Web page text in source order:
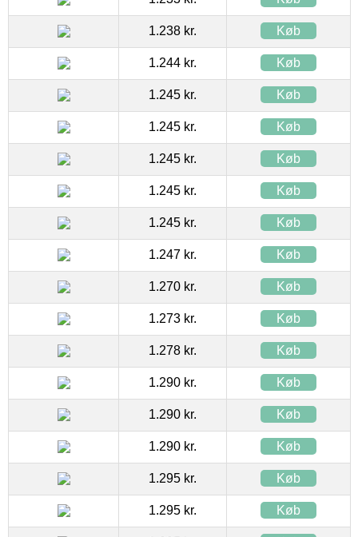
1.238 kr. Køb
1.244 kr. Køb
1.245 kr. Køb
1.245 kr. Køb
1.245 kr. Køb
1.245 kr. Køb
1.245 kr. Køb
1.247 kr. Køb
1.270 kr. Køb
1.273 kr. Køb
1.278 kr. Køb
1.290 kr. Køb
1.290 kr. Køb
1.290 kr. Køb
1.295 kr. Køb
1.295 kr. Køb